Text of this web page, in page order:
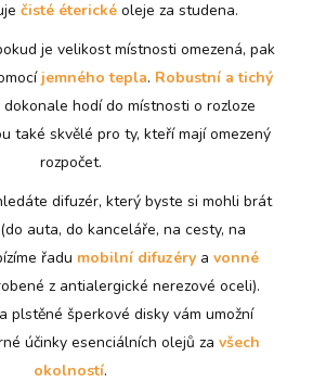
čisté éterickéoleje za studena.
je velikost místnosti omezená, pak
jemného tepla. Robustní a tichý
hodí do místnosti o rozloze
také skvělé pro ty, kteří mají omezený
rozpočet.
difuzér, který byste si mohli brát
auta, do kanceláře, na cesty, na
řadu mobilní difuzérya vonné
z antialergické nerezové oceli).
plstěné šperkové disky vám umožní
účinky esenciálních olejů za všech
okolností.